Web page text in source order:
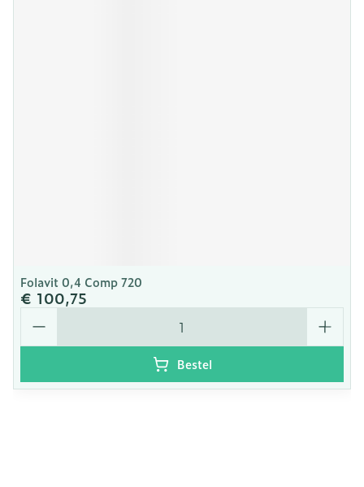
Folavit 0,4 Comp 720
€ 100,75
Aantal
Bestel